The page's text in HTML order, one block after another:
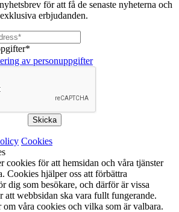
för att få de senaste nyheterna och
exklusiva erbjudanden.
*
av personuppgifter
Skicka
Cookies
cookies för att hemsidan och våra tjänster
Cookies hjälper oss att förbättra
dig som besökare, och därför är vissa
att webbsidan ska vara fullt fungerande.
om våra cookies och vilka som är valbara.